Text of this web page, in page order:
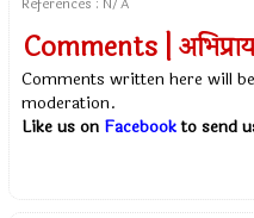
Comments |
Comments written here will
moderation.
Like us on Facebookto send